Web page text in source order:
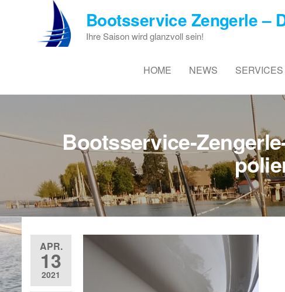
Bootsservice Zengerle –
Ihre Saison wird glanzvoll sein!
HOME NEWS SERVICES
Bootsservice-
APR.
13
2021